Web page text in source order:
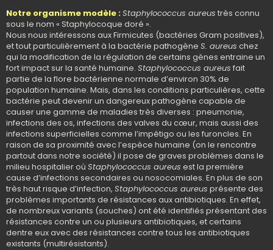
Notre organisme modèle :Staphylococcus aureus très connu
sous le nom « Staphylocoque doré ».
Nous nous intéressons aux Firmicutes (bactéries Gram positives),
et tout particulièrement à la bactérie pathogène S. aureus chez
qui la modification de la régulation de certains gènes entraine un
fort impact sur la santé humaine. Staphylococcus aureus fait
partie de la flore bactérienne normale d’environ 30% de
population humaine. Mais, dans les conditions particulières, cette
bactérie peut devenir un dangereux pathogène capable de
causer une gamme de maladies très diverses : pneumonie,
infections des os, infections des valves du cœur, mais aussi des
infections superficielles comme l’impétigo ou les furoncles. En
raison de sa proximité avec l’espèce humaine (on le rencontre
partout dans notre société) il pose de graves problèmes dans le
milieu hospitalier où Staphylococcus aureus est la première
cause d’infections secondaires ou nosocomiales. En plus de son
très haut risque d’infection, Staphylococcus aureus présente des
problèmes importants de résistances aux antibiotiques. En effet,
de nombreux variants (souches) ont été identifiés présentant des
résistances contre un ou plusieurs antibiotiques, et certains
dentre eux avec des résistances contre tous les antibiotiques
existants (multirésistants).